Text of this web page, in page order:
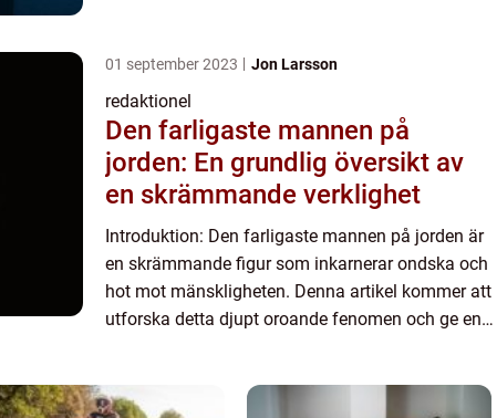
01 september 2023 Jon Larsson
redaktionel
Den farligaste mannen på
jorden: En grundlig översikt av
en skrämmande verklighet
Introduktion: Den farligaste mannen på jorden är
en skrämmande figur som inkarnerar ondska och
hot mot mänskligheten. Denna artikel kommer att
utforska detta djupt oroande fenomen och ge en